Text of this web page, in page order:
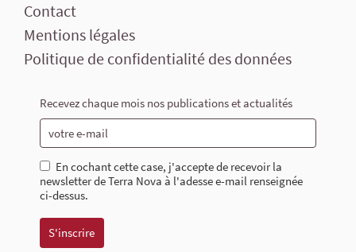
Contact
Mentions légales
Politique de confidentialité des données
Recevez chaque mois nos publications et actualités
En cochant cette case, j'accepte de recevoir la
newsletter de Terra Nova à l'adesse e-mail renseignée
ci-dessus.